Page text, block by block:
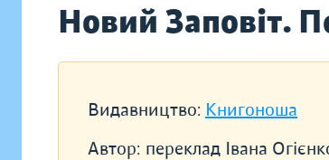
Новий Заповіт.
Видавництво: Книгоноша
Автор: переклад Івана